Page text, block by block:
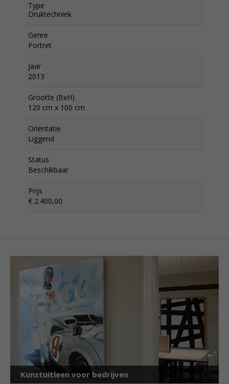
Type
Druktechniek
Genre
Portret
Jaar
2013
Grootte (BxH)
120 cm x 100 cm
Oriëntatie
Liggend
Status
Beschikbaar
Prijs
€ 2.400,00
Kunstuitleen voor bedrijven